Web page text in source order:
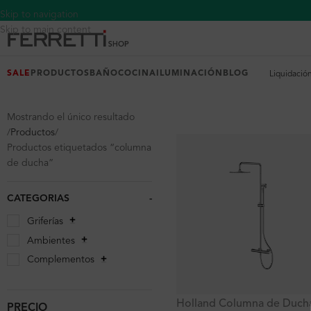
Skip to navigation
Skip to main content
SALE PRODUCTOS BAÑOCOCINA ILUMINACIÓN BLOG
Mostrando el único resultado
Productos
Productos etiquetados “columna
de ducha”
CATEGORIAS -
Griferías
Ambientes
Complementos
PRECIO Holland Columna de